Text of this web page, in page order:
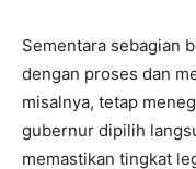
Sementara sebagian
dengan proses dan
misalnya, tetap
gubernur dipilih
memastikan tingkat